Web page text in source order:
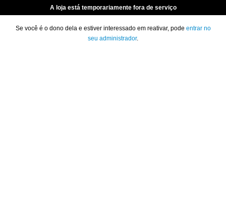
A loja está temporariamente fora de serviço
Se você é o dono dela e estiver interessado em reativar, pode entrar no
seu administrador.